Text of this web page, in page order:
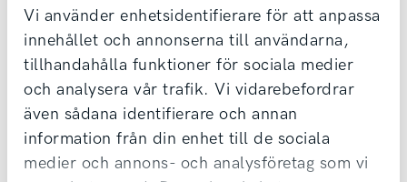
Vi använder enhetsidentifierare för att anpassa
innehållet och annonserna till användarna,
tillhandahålla funktioner för sociala medier
och analysera vår trafik. Vi vidarebefordrar
även sådana identifierare och annan
information från din enhet till de sociala
medier och annons- och analysföretag som vi
Kontakta säljare redan idag!
Vi tar din bil i inbyte oavsett märke & ålder,
samt erbjuder förmånlig finansiering.
Möjlighet till transport finns vid affär.
Kontakta säljare